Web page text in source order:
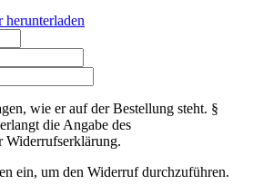
wie er auf der Bestellung steht. §
die Angabe des
Widerrufserklärung.
ein, um den Widerruf durchzuführen.